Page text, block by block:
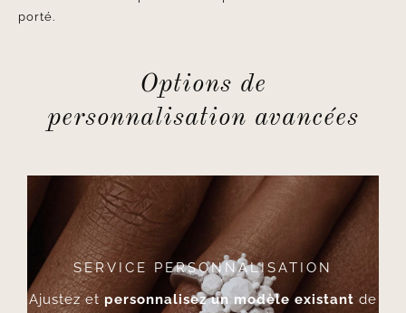
porté.
Options de
personnalisation avancées
SERVICE PERSONNALISATION
Ajustez et personnalisez un modèle existant de